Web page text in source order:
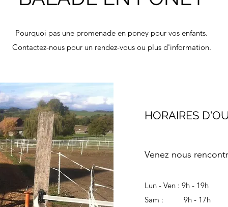
Pourquoi pas une promenade en poney pour vos enfants.
Contactez-nous pour un rendez-vous ou plus d'information.
HORAIRES
Venez nous
Lun - Ven : 9h - 19h
Sam : 9h - 17h